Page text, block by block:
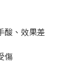
酸、效果差
傷